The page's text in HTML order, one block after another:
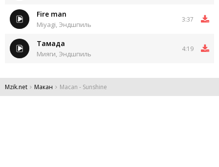
Fire man
Miyagi, Эндшпиль
3:37
Тамада
Мияги, Эндшпиль
4:19
Mzik.net Макан Macan - Sunshine